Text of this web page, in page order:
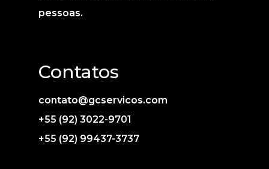
pessoas.
Contatos
contato@gcservicos.com
+55 (92) 3022-9701
+55 (92) 99437-3737